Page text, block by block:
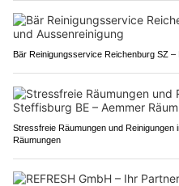
Bär Reinigungsservice Reichenburg SZ
Stressfreie Räumungen und Reinigungen
Räumungen